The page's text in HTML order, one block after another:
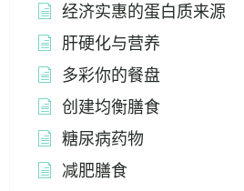
经济实惠的蛋白质来源
肝硬化与营养
多彩你的餐盘
创建均衡膳食
糖尿病药物
减肥膳食